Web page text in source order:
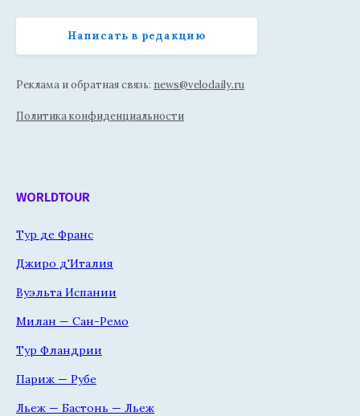
Написать в редакцию
Реклама и обратная связь: news@velodaily.ru
Политика конфиденциальности
WORLDTOUR
Тур де Франс
Джиро д'Италия
Вуэльта Испании
Милан — Сан-Ремо
Тур Фландрии
Париж — Рубе
Льеж — Бастонь — Льеж